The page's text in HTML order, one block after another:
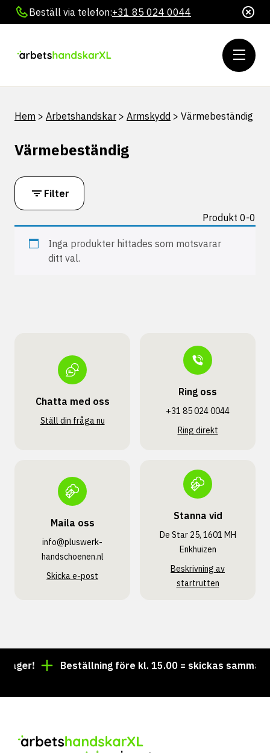
Beställ via telefon:+31 85 024 0044
Hem > Arbetshandskar > Armskydd > Värmebeständig
Värmebeständig
Filter
Produkt 0-0
Inga produkter hittades som motsvarar
ditt val.
Chatta med oss
Ställ din fråga nu
Ring oss
+31 85 024 0044
Ring direkt
Maila oss
info@pluswerk­
handschoenen.nl
Skicka e-post
Stanna vid
De Star 25, 1601 MH
Enkhuizen
Beskrivning av
startrutten
Beställning före kl. 15.00 = skickas samma